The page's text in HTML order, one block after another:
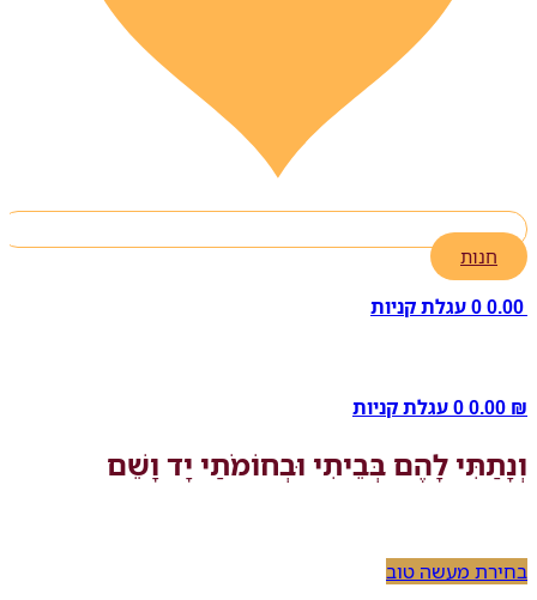
חנות
0.00
0עגלת קניות
0.00 ₪
0עגלת קניות
וְנָתַתִּי לָהֶם בְּבֵיתִי וּבְחוֹמֹתַי יָד וָשֵׁם
בחירת מעשה טוב